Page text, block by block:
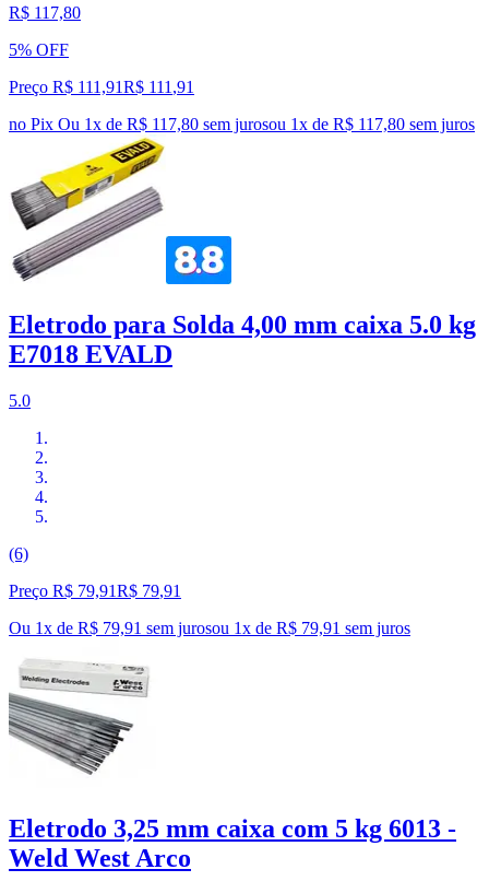
R$ 117,80
5% OFF
Preço R$ 111,91R$ 111 ,91
no Pix Ou 1x de R$ 117,80 sem jurosou 1x de R$ 117,80 sem juros
Eletrodo para Solda 4,00 mm caixa 5.0 kg
E7018 EVALD
5.0
(6)
Preço R$ 79,91R$ 79,91
Ou 1x de R$ 79,91 sem jurosou 1x de R$ 79,91 sem juros
Eletrodo 3,25 mm caixa com 5 kg 6013 -
Weld West Arco